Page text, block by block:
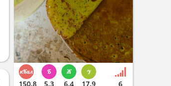
150.8 5.3 6.4 17.9 6